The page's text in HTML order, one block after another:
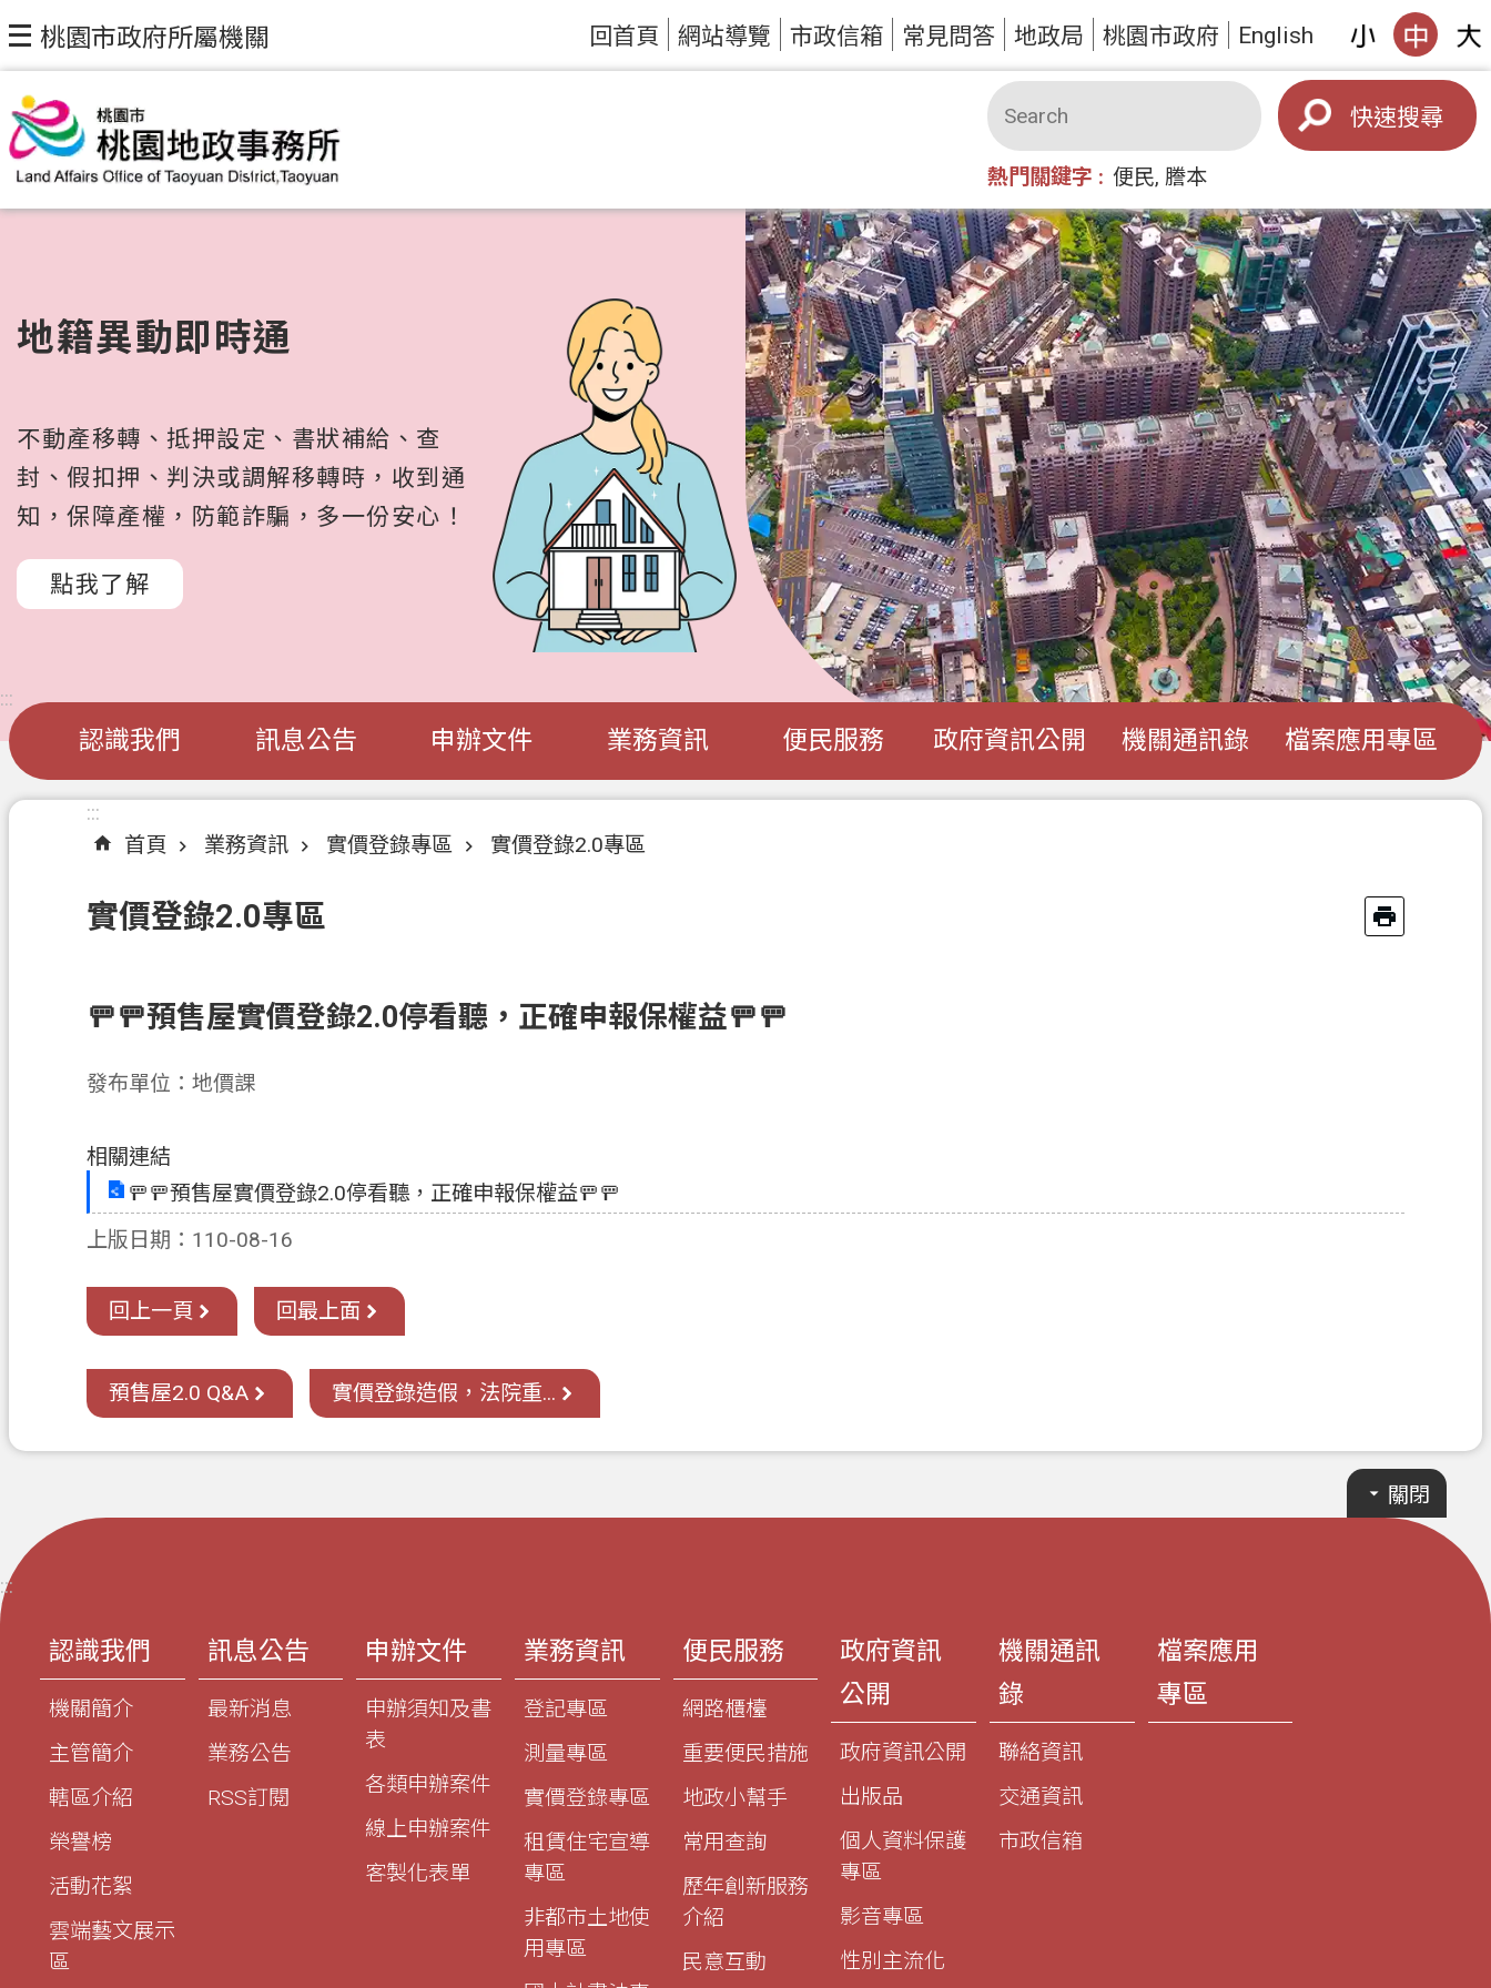
桃園市政府所屬機關 回首頁 網站導覽 市政信箱 常見問答 地政局 桃園市政府 English
搜尋
熱門關鍵字 便民 謄本
地籍異動即時通
不動產移轉、抵押設定、書狀補給、查
封、假扣押、判決或調解移轉時，收到通
知，保障產權，防範詐騙，多一份安心！
點我了解
:::
認識我們 訊息公告 申辦文件 業務資訊 便民服務 政府資訊公開 機關通訊錄 檔案應用專區
:::
首頁
業務資訊 實價登錄專區 實價登錄2.0專區
實價登錄2.0專區
🚥🚥預售屋實價登錄2.0停看聽，正確申報保權益🚥🚥
發布單位：地價課
相關連結
🚥🚥預售屋實價登錄2.0停看聽，正確申報保權益🚥🚥
上版日期：110-08-16
回上一頁 回最上面
預售屋2.0 Q&A 實價登錄造假，法院重...
關閉
:::
認識我們
機關簡介
主管簡介
轄區介紹
榮譽榜
活動花絮
雲端藝文展示
區
訊息公告
最新消息
業務公告
RSS訂閱
申辦文件
申辦須知及書
表
各類申辦案件
線上申辦案件
客製化表單
業務資訊
登記專區
測量專區
實價登錄專區
租賃住宅宣導
專區
非都市土地使
用專區
便民服務
網路櫃檯
重要便民措施
地政小幫手
常用查詢
歷年創新服務
介紹
民意互動
政府資訊
公開
政府資訊公開
出版品
個人資料保護
專區
影音專區
性別主流化
機關通訊
錄
聯絡資訊
交通資訊
市政信箱
檔案應用
專區